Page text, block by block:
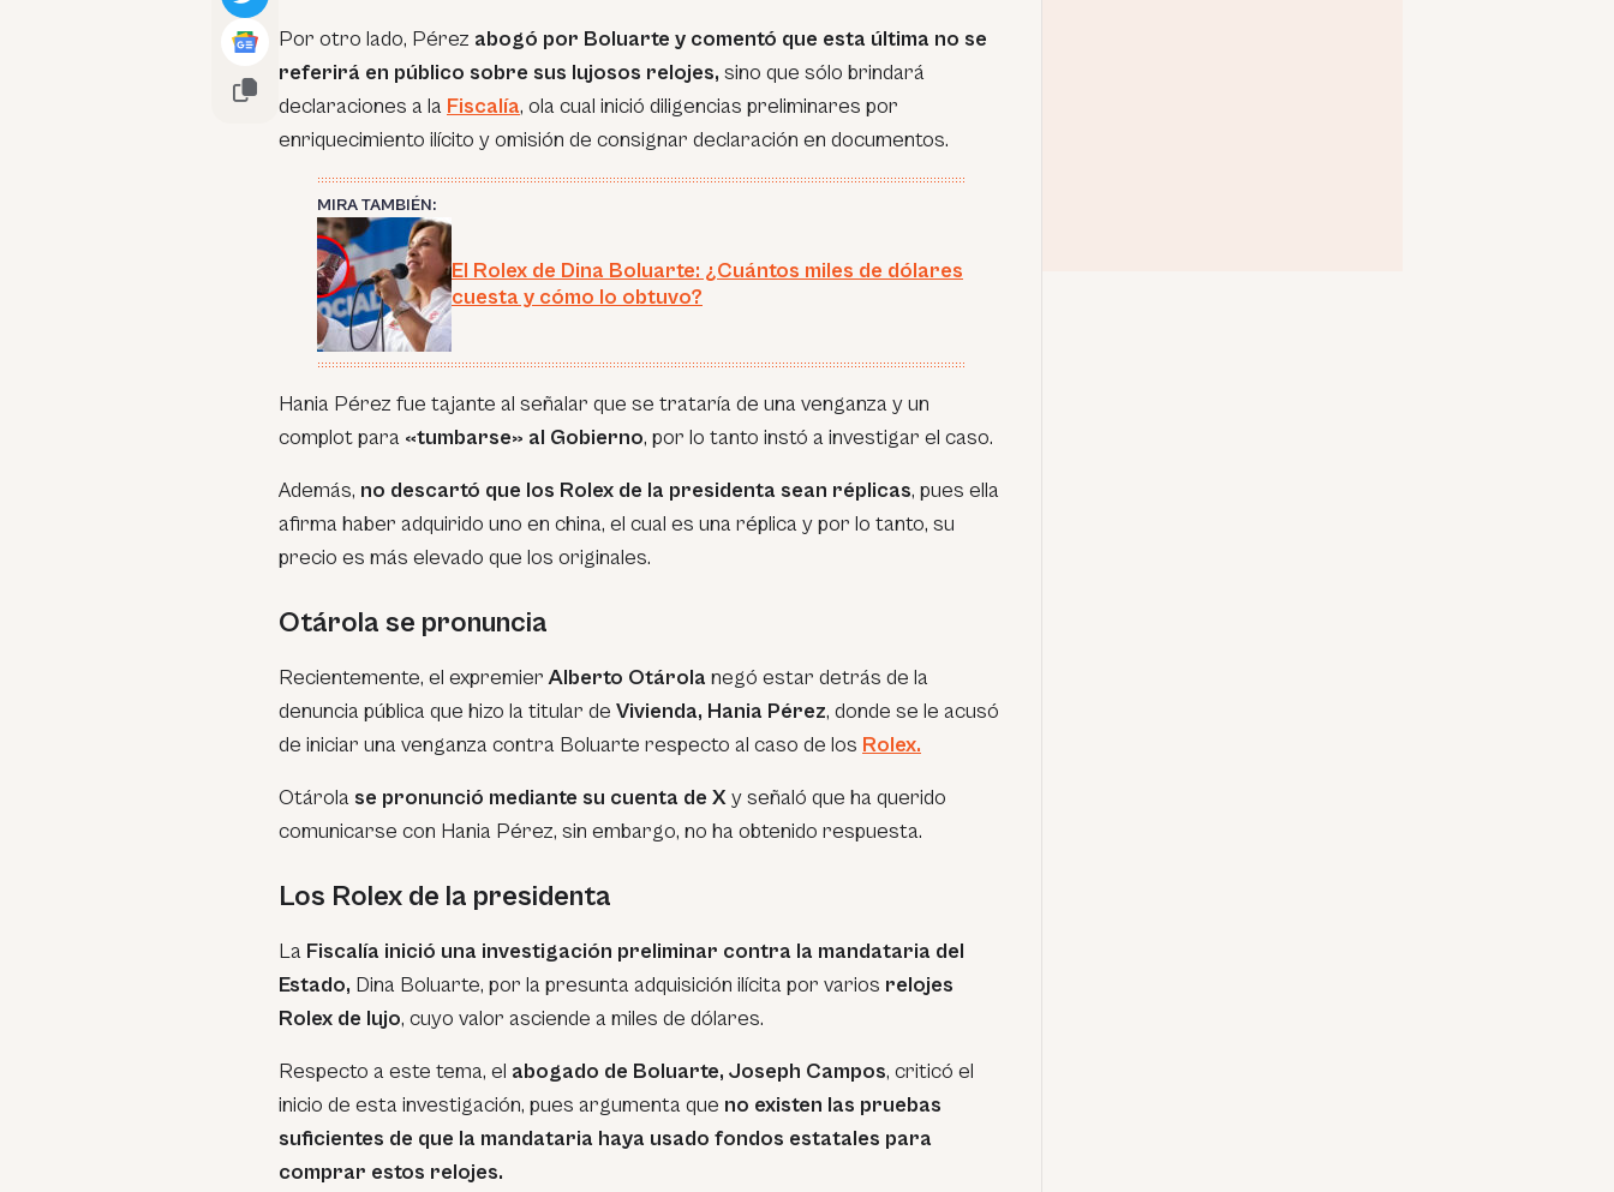
Por otro lado, Pérez abogó por Boluarte y comentó que esta última no se
referirá en público sobre sus lujosos relojes, sino que sólo brindará
declaraciones a la Fiscalía, ola cual inició diligencias preliminares por
enriquecimiento ilícito y omisión de consignar declaración en documentos.
MIRA TAMBIÉN:
El Rolex de Dina Boluarte: ¿Cuántos miles de dólares
cuesta y cómo lo obtuvo?
Hania Pérez fue tajante al señalar que se trataría de una venganza y un
complot para «tumbarse» al Gobierno, por lo tanto instó a investigar el caso.
Además, no descartó que los Rolex de la presidenta sean réplicas, pues ella
afirma haber adquirido uno en china, el cual es una réplica y por lo tanto, su
precio es más elevado que los originales.
Otárola se pronuncia
Recientemente, el expremierAlberto Otárola negó estar detrás de la
denuncia pública que hizo la titular de Vivienda, Hania Pérez, donde se le acusó
de iniciar una venganza contra Boluarte respecto al caso de los Rolex.
Otárola se pronunció mediante su cuenta de Xy señaló que ha querido
comunicarse con Hania Pérez, sin embargo, no ha obtenido respuesta.
Los Rolex de la presidenta
La Fiscalía inició una investigación preliminar contra la mandataria del
Estado, Dina Boluarte, por la presunta adquisición ilícita por varios relojes
Rolex de lujo, cuyo valor asciende a miles de dólares.
Respecto a este tema, el abogado de Boluarte, Joseph Campos, criticó el
inicio de esta investigación, pues argumenta que no existen las pruebas
suficientes de que la mandataria haya usado fondos estatales para
comprar estos relojes.